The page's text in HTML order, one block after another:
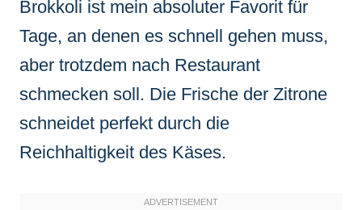
Brokkoli ist mein absoluter Favorit für
Tage, an denen es schnell gehen muss,
aber trotzdem nach Restaurant
schmecken soll. Die Frische der Zitrone
schneidet perfekt durch die
Reichhaltigkeit des Käses.